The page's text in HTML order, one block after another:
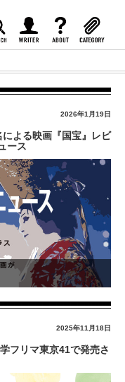
2026年1月19日
による映画『国宝』レビ
ース
2025年11月18日
フリマ東京41で発売さ